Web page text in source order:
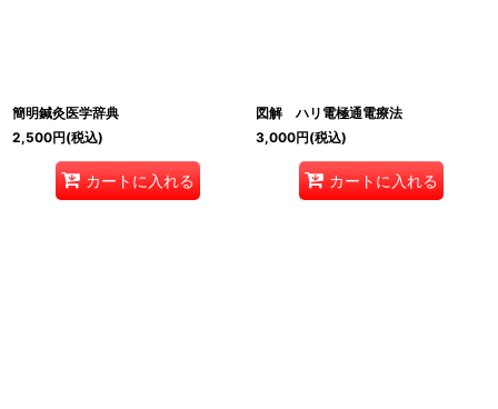
簡明鍼灸医学辞典
2,500円(税込)
カートに入れる
図解 ハリ電極通電療法
3,000円(税込)
カートに入れる